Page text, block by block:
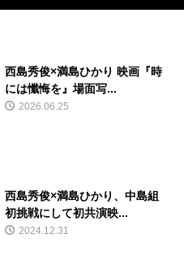
西島秀俊×満島ひかり 映画『時
には懺悔を』場面写...
2026.06.25
西島秀俊×満島ひかり、中島組
初挑戦にして初共演映...
2024.12.31